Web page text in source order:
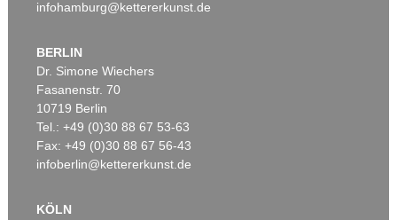
infohamburg@kettererkunst.de
BERLIN
Dr. Simone Wiechers
Fasanenstr. 70
10719 Berlin
Tel.: +49 (0)30 88 67 53-63
Fax: +49 (0)30 88 67 56-43
infoberlin@kettererkunst.de
KÖLN